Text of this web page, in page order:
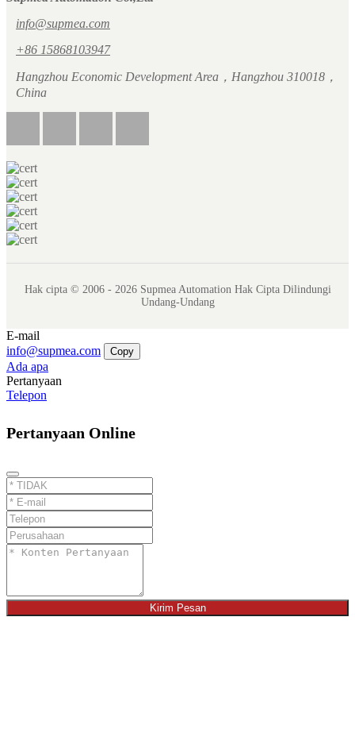
info@supmea.com
+86 15868103947
Hangzhou Economic Development Area，Hangzhou 310018，
China
Hak cipta © 2006 - 2026 Supmea Automation Hak Cipta Dilindungi
Undang-Undang
E-mail
info@supmea.com
Copy
Ada apa
Pertanyaan
Telepon
Pertanyaan Online
Kirim Pesan